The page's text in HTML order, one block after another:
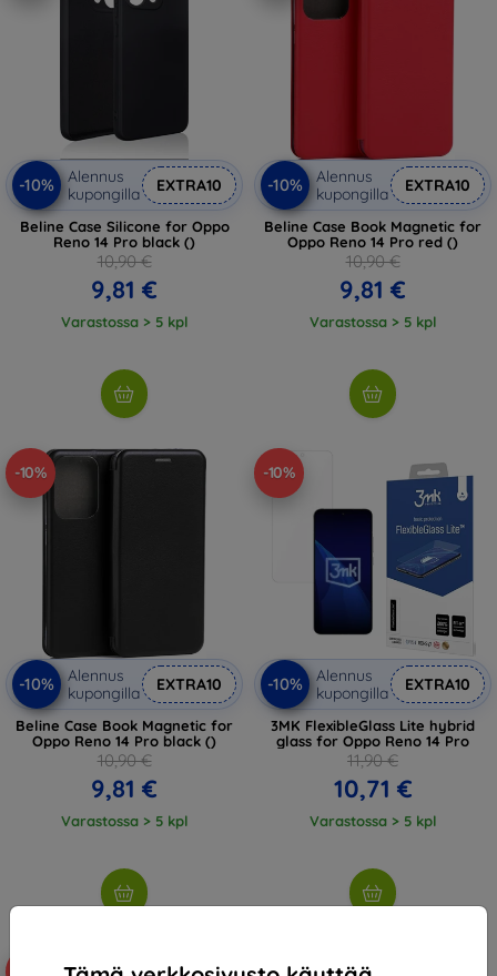
-10%
Alennus
kupongilla
EXTRA10
Beline Case Silicone for Oppo
Reno 14 Pro black ()
10,90 €
9,81 €
Varastossa > 5 kpl
-10%
Alennus
kupongilla
EXTRA10
Beline Case Book Magnetic for
Oppo Reno 14 Pro red ()
10,90 €
9,81 €
Varastossa > 5 kpl
-10%
-10%
Alennus
kupongilla
EXTRA10
Beline Case Book Magnetic for
Oppo Reno 14 Pro black ()
10,90 €
9,81 €
Varastossa > 5 kpl
-10%
-10%
Alennus
kupongilla
EXTRA10
3MK FlexibleGlass Lite hybrid
glass for Oppo Reno 14 Pro
11,90 €
10,71 €
Varastossa > 5 kpl
-10%